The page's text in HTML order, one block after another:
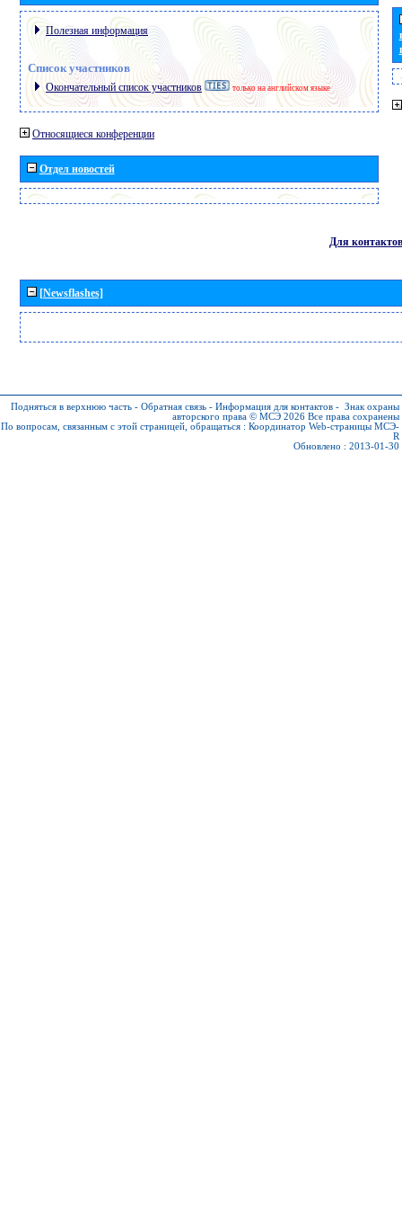
Полезная информация
Список участников
Окончательный список участников только на английском языке
Относящиеся конференции
Отдел новостей
Для контактов
[Newsflashes]
Подняться в верхнюю часть - Обратная связь - Информация для контактов - Знак охраны
авторского права © МСЭ 2026 Все права сохранены
По вопросам, связанным с этой страницей, обращаться : Координатор Web-страницы МСЭ-
R
Обновлено : 2013-01-30